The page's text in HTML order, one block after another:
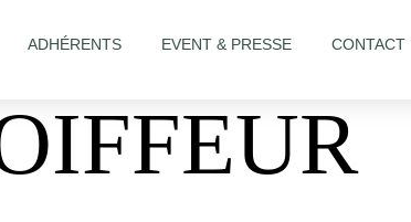
ADHÉRENTS EVENT & PRESSE CONTACT